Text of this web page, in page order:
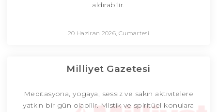
aldırabilir.
20 Haziran 2026, Cumartesi
Milliyet Gazetesi
Meditasyona, yogaya, sessiz ve sakin aktivitelere
yatkın bir gün olabilir. Mistik ve spiritüel konulara